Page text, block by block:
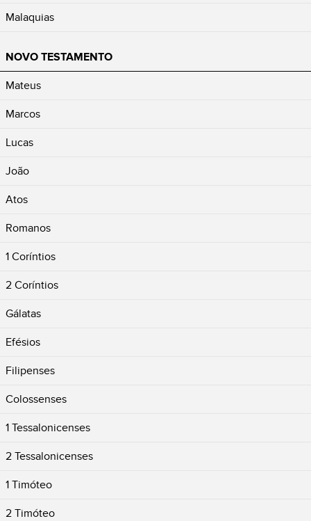
Malaquias
NOVO TESTAMENTO
Mateus
Marcos
Lucas
João
Atos
Romanos
1 Coríntios
2 Coríntios
Gálatas
Efésios
Filipenses
Colossenses
1 Tessalonicenses
2 Tessalonicenses
1 Timóteo
2 Timóteo